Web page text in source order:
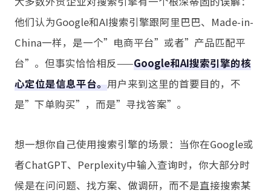
他们认为Google和AI搜索引擎跟阿里巴巴、Made-in-
China一样，是一个”电商平台”或者”产品匹配平
台”。但事实恰恰相反——Google和AI搜索引擎的核
心定位是信息平台。用户来到这里的首要目的，不
是”下单购买”，而是”寻找答案”。
想一想你自己使用搜索引擎的场景：当你在Google或
者ChatGPT、Perplexity中输入查询时，你大部分时
候是在问问题、找方案、做调研，而不是直接搜索某